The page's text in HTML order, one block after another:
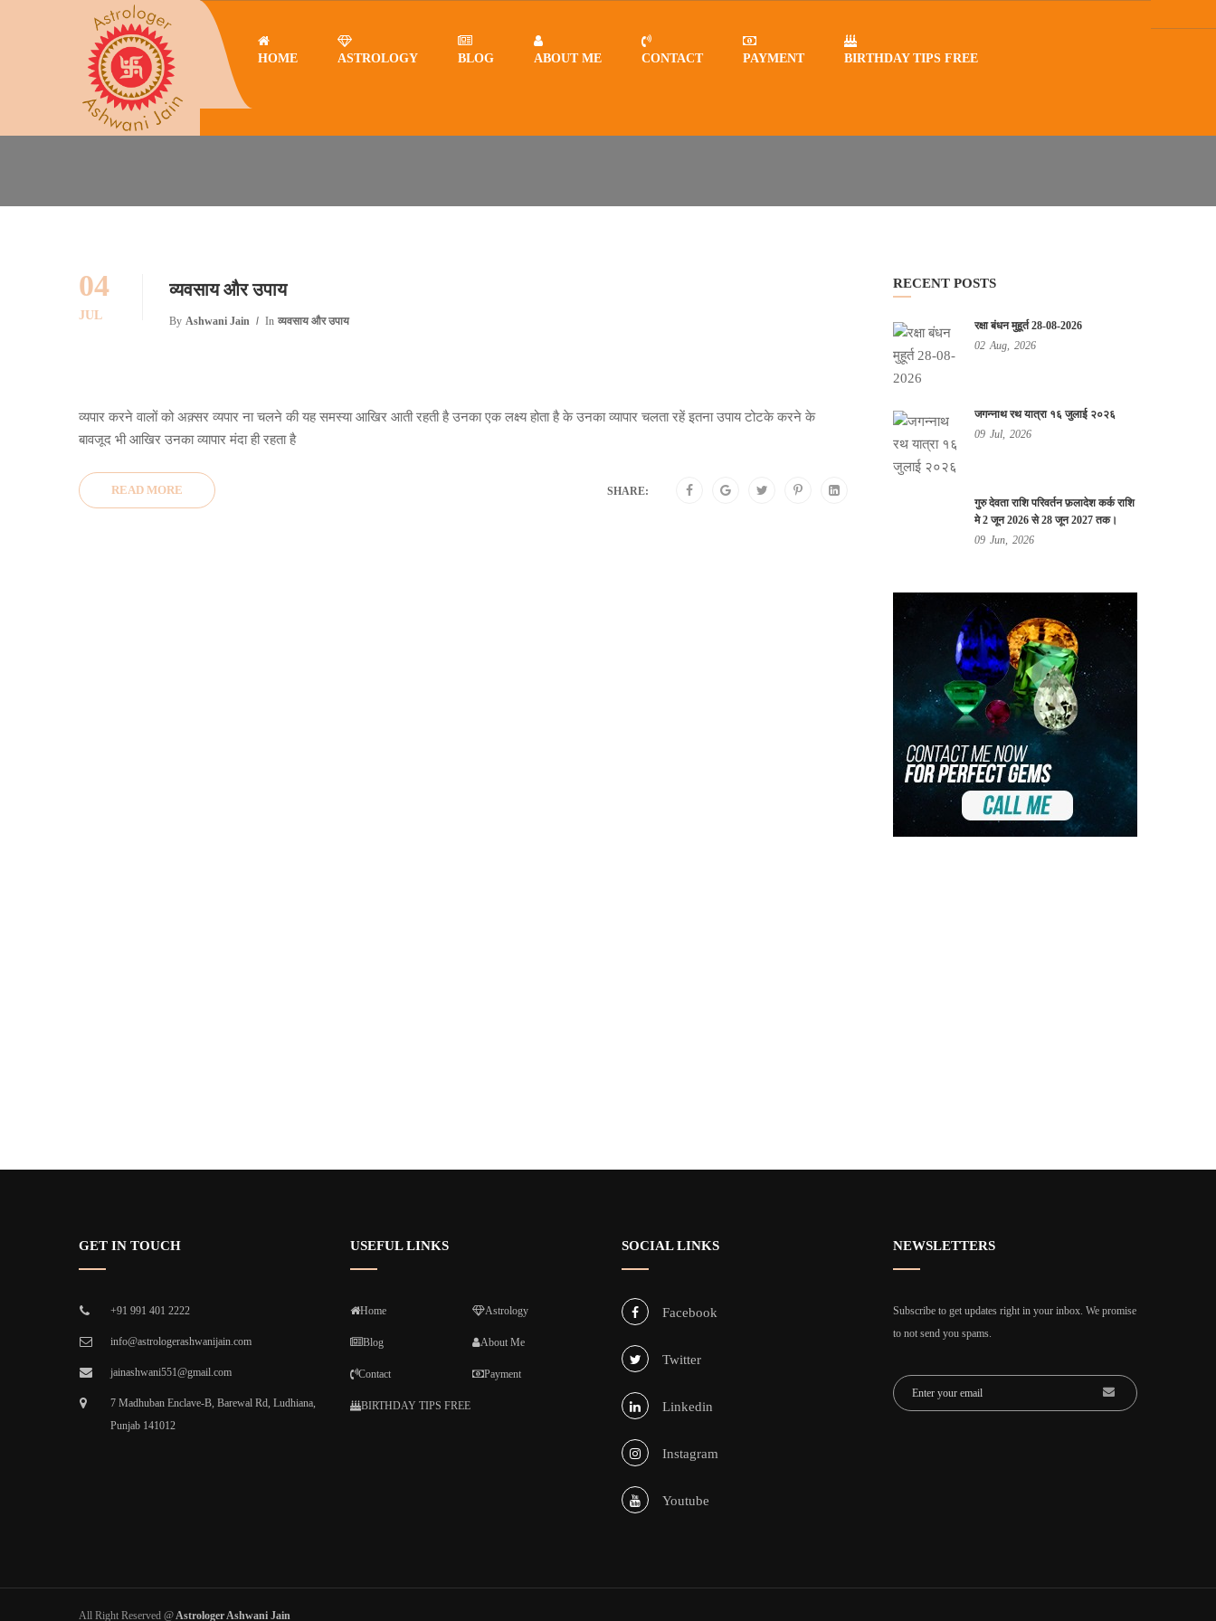
HOME ASTROLOGY BLOG ABOUT ME CONTACT PAYMENT BIRTHDAY TIPS FREE
Home SELF BUISNESS
SELF BUISNESS
04
JUL
व्यवसाय और उपाय
By Ashwani Jain In व्यवसाय और उपाय
व्यपार करने वालों को अक़्सर व्यपार ना चलने की यह समस्या आखिर आती रहती है उनका एक लक्ष्य होता है के उनका व्यापार चलता रहें इतना उपाय टोटके करने के
बावजूद भी आखिर उनका व्यापार मंदा ही रहता है
READ MORE SHARE:
RECENT POSTS
रक्षा बंधन मुहूर्त 28-08-2026
02 Aug, 2026
जगन्नाथ रथ यात्रा १६ जुलाई २०२६
09 Jul, 2026
गुरु देवता राशि परिवर्तन फ़लादेश कर्क राशि
मे 2 जून 2026 से 28 जून 2027 तक।
09 Jun, 2026
GET IN TOUCH
+91 991 401 2222
info@astrologerashwanijain.com
jainashwani551@gmail.com
7 Madhuban Enclave-B, Barewal Rd, Ludhiana,
Punjab 141012
USEFUL LINKS
Home Astrology
Blog About Me
Contact Payment
BIRTHDAY TIPS FREE
SOCIAL LINKS
Facebook
Twitter
Linkedin
Instagram
Youtube
NEWSLETTERS
Subscribe to get updates right in your inbox. We promise
to not send you spams.
All Right Reserved @Astrologer Ashwani Jain